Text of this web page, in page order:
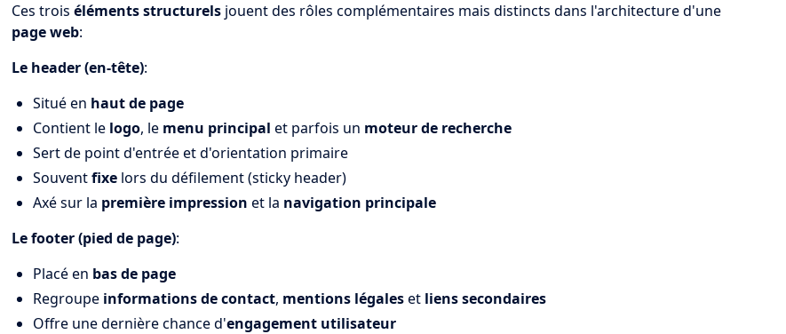
Ces trois éléments structurels jouent des rôles complémentaires mais distincts dans l'architecture d'une
page web:
Le header (en-tête):
Situé en haut de page
Contient le logo, le menu principal et parfois un moteur de recherche
Sert de point d'entrée et d'orientation primaire
Souventfixe lors du défilement (sticky header)
Axé sur la première impression et la navigation principale
Le footer (pied de page):
Placé en bas de page
Regroupe informations de contact, mentions légaleset liens secondaires
Offre une dernière chance d'engagement utilisateur